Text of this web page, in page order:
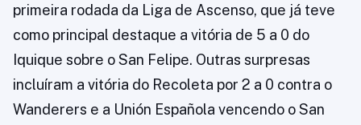
primeira rodada da Liga de Ascenso, que já teve
como principal destaque a vitória de 5 a 0 do
Iquique sobre o San Felipe. Outras surpresas
incluíram a vitória do Recoleta por 2 a 0 contra o
Wanderers e a Unión Española vencendo o San